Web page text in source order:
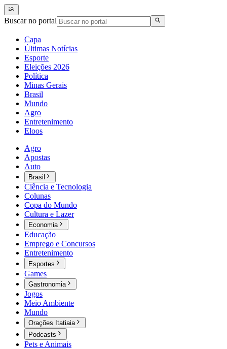
Buscar no portal
Capa
Últimas Notícias
Esporte
Eleições 2026
Política
Minas Gerais
Brasil
Mundo
Agro
Entretenimento
Eloos
Agro
Apostas
Auto
Brasil
Ciência e Tecnologia
Colunas
Copa do Mundo
Cultura e Lazer
Economia
Educação
Emprego e Concursos
Entretenimento
Esportes
Games
Gastronomia
Jogos
Meio Ambiente
Mundo
Orações Itatiaia
Podcasts
Pets e Animais